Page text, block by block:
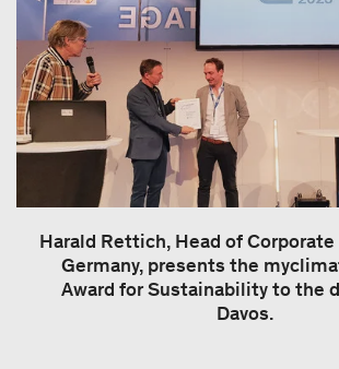
Harald Rettich, Head of
Germany, presents the
Award for Sustainability to the
Davos.